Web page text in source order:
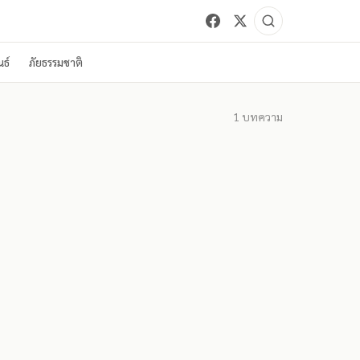
ธ์ ภัยธรรมชาติ
1 บทความ